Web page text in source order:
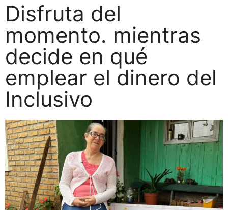
Disfruta del
momento. mientras
decide en qué
emplear el dinero del
Inclusivo